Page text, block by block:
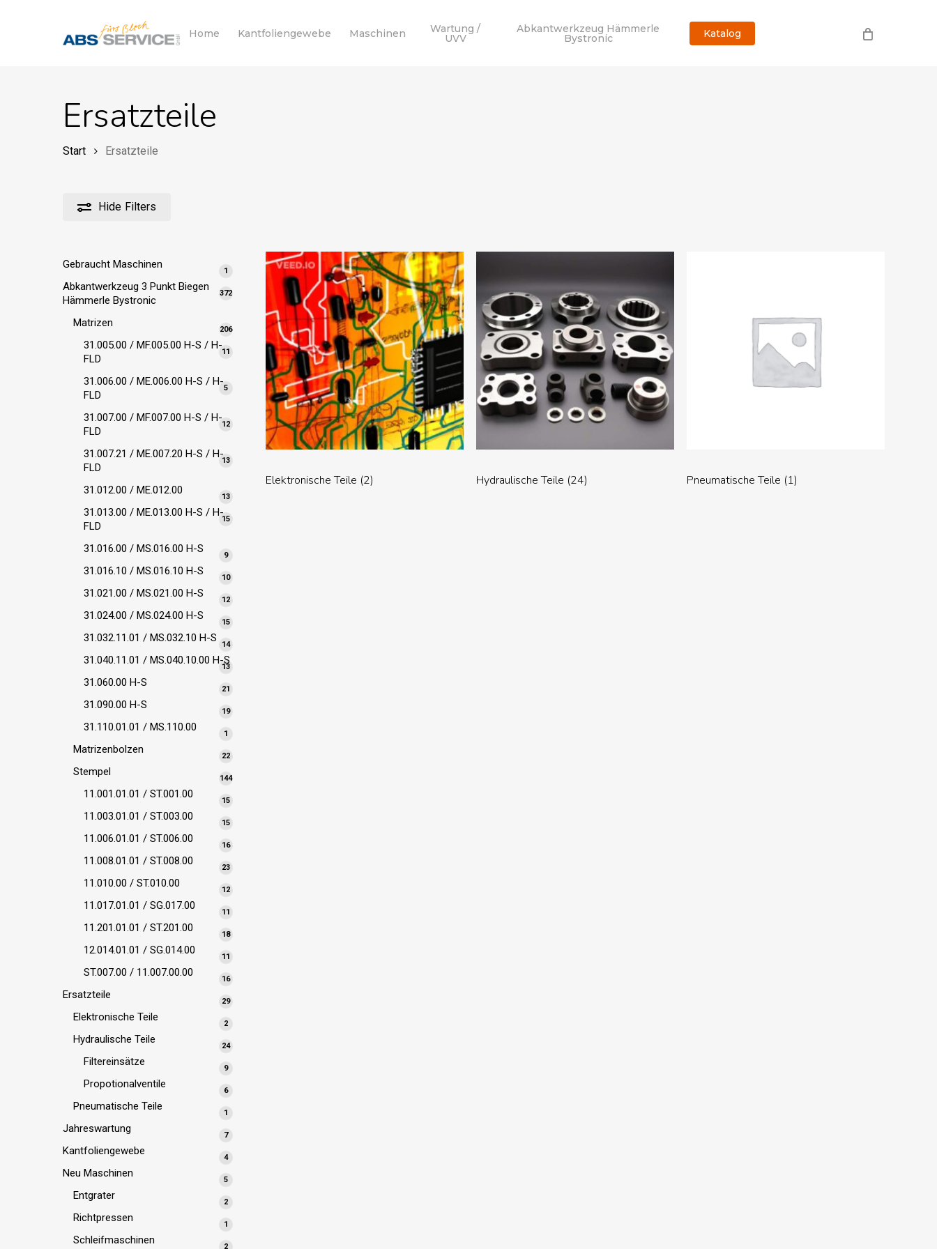
Home Kantfoliengewebe Maschinen Wartung /
UVV
Abkantwerkzeug Hämmerle
Bystronic Katalog
Ersatzteile
Start Ersatzteile
Hide Filters
Gebraucht Maschinen
1
Abkantwerkzeug 3 Punkt Biegen
Hämmerle Bystronic
372372
Matrizen
206206
Produkte
31.005.00 / MF.005.00 H-S / H-
FLD
11
31.006.00 / ME.006.00 H-S / H-
FLD
55
31.007.00 / MF.007.00 H-S / H-
FLD
1212
31.007.21 / ME.007.20 H-S / H-
FLD
1313
31.012.00 / ME.012.00
1313
31.013.00 / ME.013.00 H-S / H-
FLD
1515
31.016.00 / MS.016.00 H-S
99
31.016.10 / MS.016.10 H-S
1010
31.021.00 / MS.021.00 H-S
1212
31.024.00 / MS.024.00 H-S
1515
31.032.11.01 / MS.032.10 H-S
1414
31.040.11.01 / MS.040.10.00 H-S
1313
31.060.00 H-S
21
31.090.00 H-S
1919
31.110.01.01 / MS.110.00
1
Matrizenbolzen
2222
Stempel
144144
11.001.01.01 / ST.001.00
1515
11.003.01.01 / ST.003.00
1515
11.006.01.01 / ST.006.00
1616
11.008.01.01 / ST.008.00
2323
11.010.00 / ST.010.00
1212
11.017.01.01 / SG.017.00
11
11.201.01.01 / ST.201.00
1818
12.014.01.01 / SG.014.00
11
ST.007.00 / 11.007.00.00
1616
Ersatzteile
2929
Elektronische Teile
22
Hydraulische Teile
2424
Filtereinsätze
99
Propotionalventile
66
Pneumatische Teile
1
Jahreswartung
77
Kantfoliengewebe
44
Neu Maschinen
55
Entgrater
22
Richtpressen
1
Schleifmaschinen
22
Elektronische Teile (2) Hydraulische Teile (24) Pneumatische Teile (1)